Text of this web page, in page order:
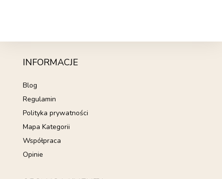
INFORMACJE
Blog
Regulamin
Polityka prywatności
Mapa Kategorii
Współpraca
Opinie